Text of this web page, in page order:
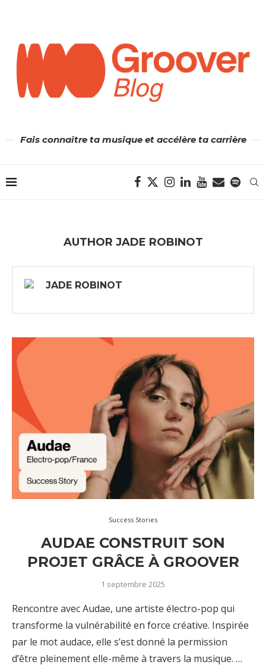
Fais connaître ta musique et accélère ta carrière
AUTHOR JADE ROBINOT
JADE ROBINOT
Success Stories
AUDAE CONSTRUIT SON
PROJET GRÂCE À GROOVER
1 septembre 2025
Rencontre avec Audae, une artiste électro-pop qui
transforme la vulnérabilité en force créative. Inspirée
par le mot audace, elle s’est donné la permission
d’être pleinement elle-même à travers la musique. …